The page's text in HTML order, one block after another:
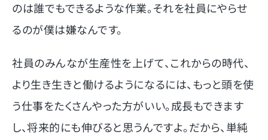
のは誰でもできるような作業。それを社員にやらせ
るのが僕は嫌なんです。
社員のみんなが生産性を上げて、これからの時代、
より生き生きと働けるようになるには、もっと頭を使
う仕事をたくさんやった方がいい。成長もできます
し、将来的にも伸びると思うんですよ。だから、単純